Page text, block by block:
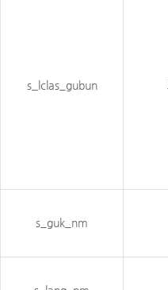
s_lclas_gubun
s_guk_nm